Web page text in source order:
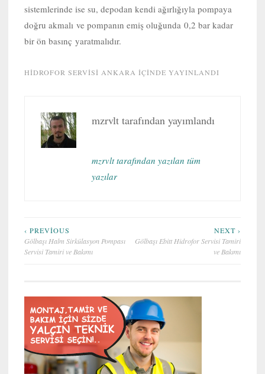
sistemlerinde ise su, depodan kendi ağırlığıyla pompaya
doğru akmalı ve pompanın emiş oluğunda 0,2 bar kadar
bir ön basınç yaratmalıdır.
HIDROFOR SERVISI ANKARA IÇINDE YAYINLANDI
mzrvlt tarafından yayımlandı
mzrvlt tarafından yazılan tüm
yazılar
Yazı
gezinmesi
‹ PREVIOUS
Gölbaşı Halm Sirkülasyon Pompası
Servisi Tamiri ve Bakımı
NEXT ›
Gölbaşı Ebitt Hidrofor Servisi Tamiri
ve Bakımı